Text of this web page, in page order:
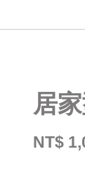
居
NT$